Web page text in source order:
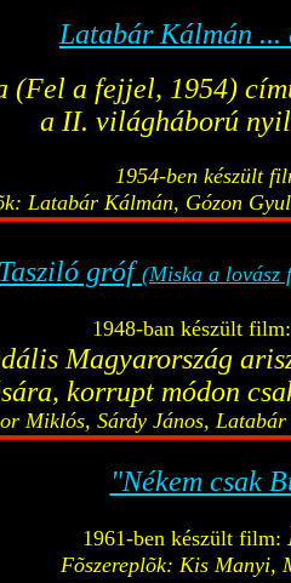
Latabár Kálmán
(Fel a fejjel, 1954)
a II. világháború
1954-ben készült
Latabár Kálmán, Gózon
gróf(Miska a lovász
1948-ban készült
Magyarország
korrupt módon
Miklós, Sárdy János,
"Nékem csak
1961-ben készült film:
Fõszereplõk: Kis Manyi,